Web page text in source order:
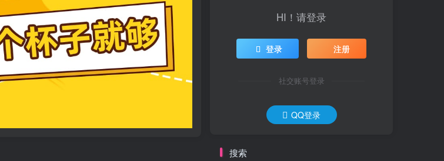
HI！请登录
登录 注册
社交账号登录
QQ登录
搜索